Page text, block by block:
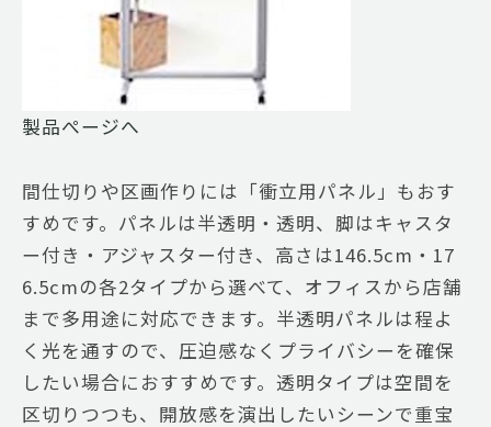
製品ぺージへ
間仕切りや区画作りには「衝立用パネル」もおす
すめです。パネルは半透明・透明、脚はキャスタ
ー付き・アジャスター付き、高さは146.5cm・17
6.5cmの各2タイプから選べて、オフィスから店舗
まで多用途に対応できます。半透明パネルは程よ
く光を通すので、圧迫感なくプライバシーを確保
したい場合におすすめです。透明タイプは空間を
区切りつつも、開放感を演出したいシーンで重宝